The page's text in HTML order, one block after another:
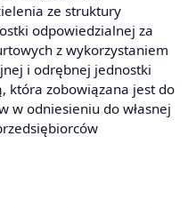
ze struktury
odpowiedzialnej za
z wykorzystaniem
i odrębnej jednostki
która zobowiązana jest do
w odniesieniu do własnej